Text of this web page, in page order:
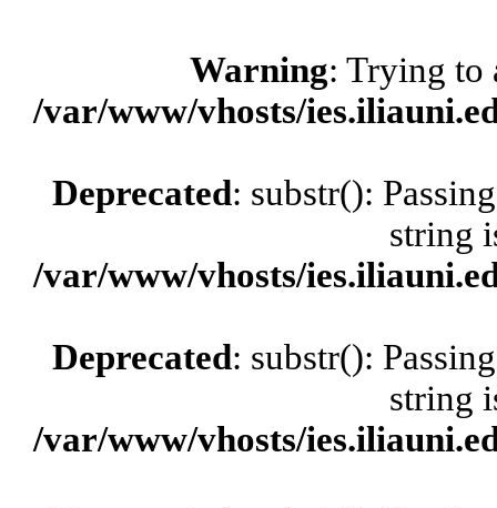
Warning: Trying to
/var/www/vhosts/
Deprecated: substr():
string
/var/www/vhosts/
Deprecated: substr():
string
/var/www/vhosts/